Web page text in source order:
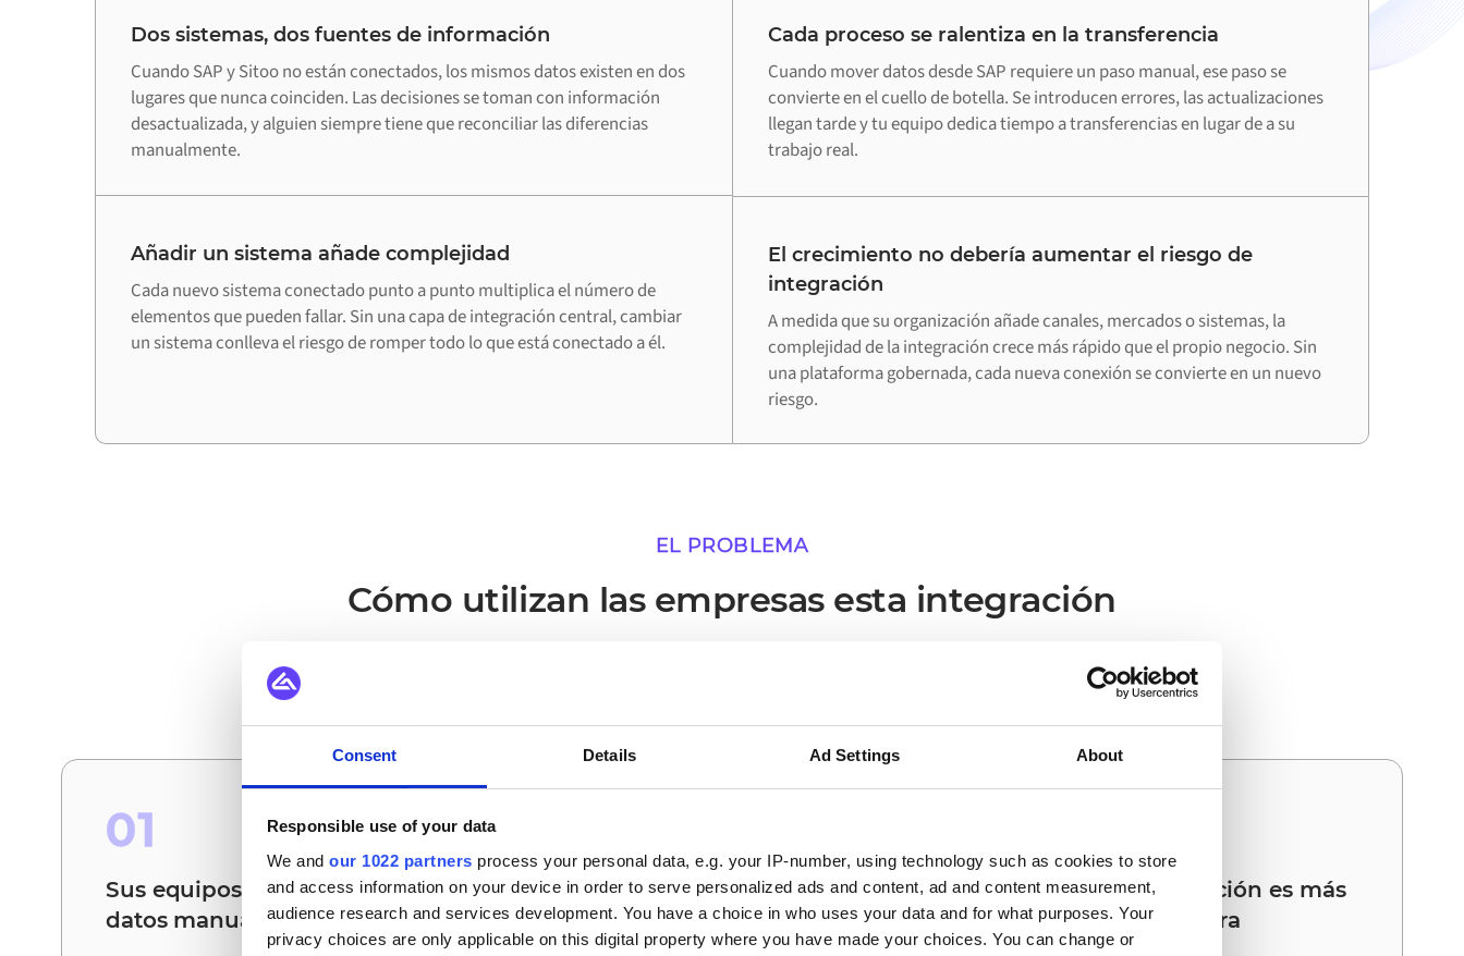
Consent Details Ad Settings About
Responsible use of your data
We and our 1022 partners process your personal data, e.g. your IP-number, using technology such as cookies to store
and access information on your device in order to serve personalized ads and content, ad and content measurement,
audience research and services development. You have a choice in who uses your data and for what purposes. Your
privacy choices are only applicable on this digital property where you have made your choices. You can change or
Dos sistemas, dos fuentes de información
Cuando SAP y Sitoo no están conectados, los mismos datos existen en dos
lugares que nunca coinciden. Las decisiones se toman con información
desactualizada, y alguien siempre tiene que reconciliar las diferencias
manualmente.
Cada proceso se ralentiza en la transferencia
Cuando mover datos desde SAP requiere un paso manual, ese paso se
convierte en el cuello de botella. Se introducen errores, las actualizaciones
llegan tarde y tu equipo dedica tiempo a transferencias en lugar de a su
trabajo real.
Añadir un sistema añade complejidad
Cada nuevo sistema conectado punto a punto multiplica el número de
elementos que pueden fallar. Sin una capa de integración central, cambiar
un sistema conlleva el riesgo de romper todo lo que está conectado a él.
El crecimiento no debería aumentar el riesgo de
integración
A medida que su organización añade canales, mercados o sistemas, la
complejidad de la integración crece más rápido que el propio negocio. Sin
una plataforma gobernada, cada nueva conexión se convierte en un nuevo
riesgo.
EL PROBLEMA
Cómo utilizan las empresas esta integración
01
Sus equipos dejan de conciliar
datos manualmente
Los procesos se ejecutan sin
necesidad de intervención
Su próxima integración es más
rápida que la primera